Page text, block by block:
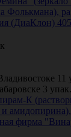
Фолькмана),
(ДиаКлон)
11
3 упак.
К
и
фирма